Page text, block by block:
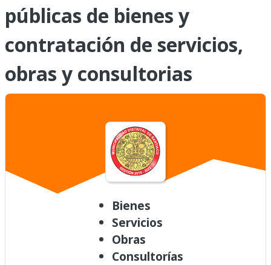
públicas de bienes y
contratación de servicios,
obras y consultorias
Bienes
Servicios
Obras
Consultorías